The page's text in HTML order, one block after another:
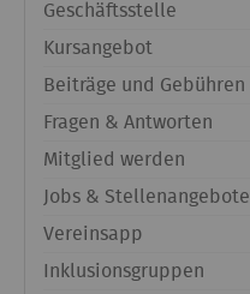
Geschäftsstelle
Kursangebot
Beiträge und Gebühren
Fragen & Antworten
Mitglied werden
Jobs & Stellenangebote
Vereinsapp
Inklusionsgruppen